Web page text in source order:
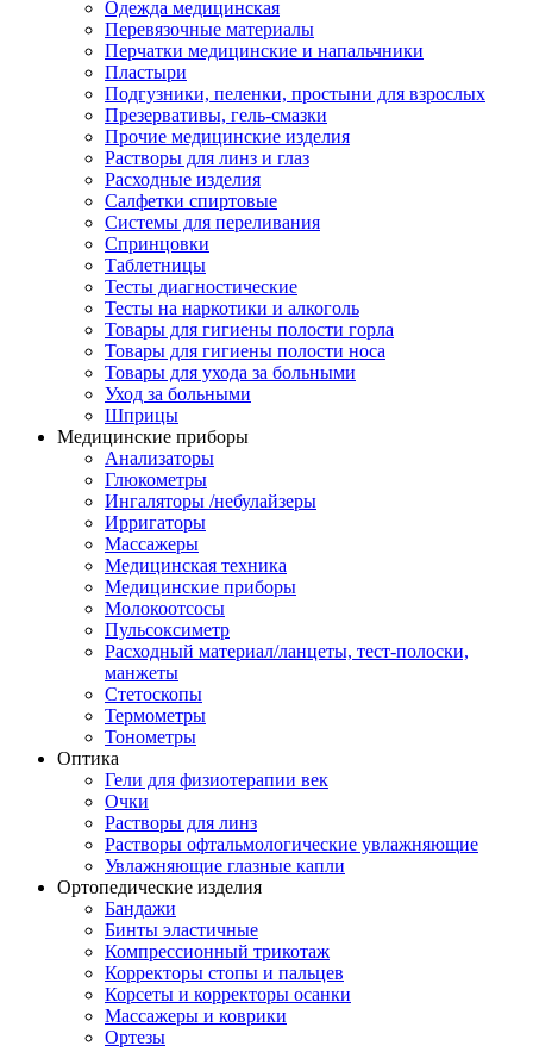
Одежда медицинская
Перевязочные материалы
Перчатки медицинские и напальчники
Пластыри
Подгузники, пеленки, простыни для взрослых
Презервативы, гель-смазки
Прочие медицинские изделия
Растворы для линз и глаз
Расходные изделия
Салфетки спиртовые
Системы для переливания
Спринцовки
Таблетницы
Тесты диагностические
Тесты на наркотики и алкоголь
Товары для гигиены полости горла
Товары для гигиены полости носа
Товары для ухода за больными
Уход за больными
Шприцы
Медицинские приборы
Анализаторы
Глюкометры
Ингаляторы /небулайзеры
Ирригаторы
Массажеры
Медицинская техника
Медицинские приборы
Молокоотсосы
Пульсоксиметр
Расходный материал/ланцеты, тест-полоски,
манжеты
Стетоскопы
Термометры
Тонометры
Оптика
Гели для физиотерапии век
Очки
Растворы для линз
Растворы офтальмологические увлажняющие
Увлажняющие глазные капли
Ортопедические изделия
Бандажи
Бинты эластичные
Компрессионный трикотаж
Корректоры стопы и пальцев
Корсеты и корректоры осанки
Массажеры и коврики
Ортезы